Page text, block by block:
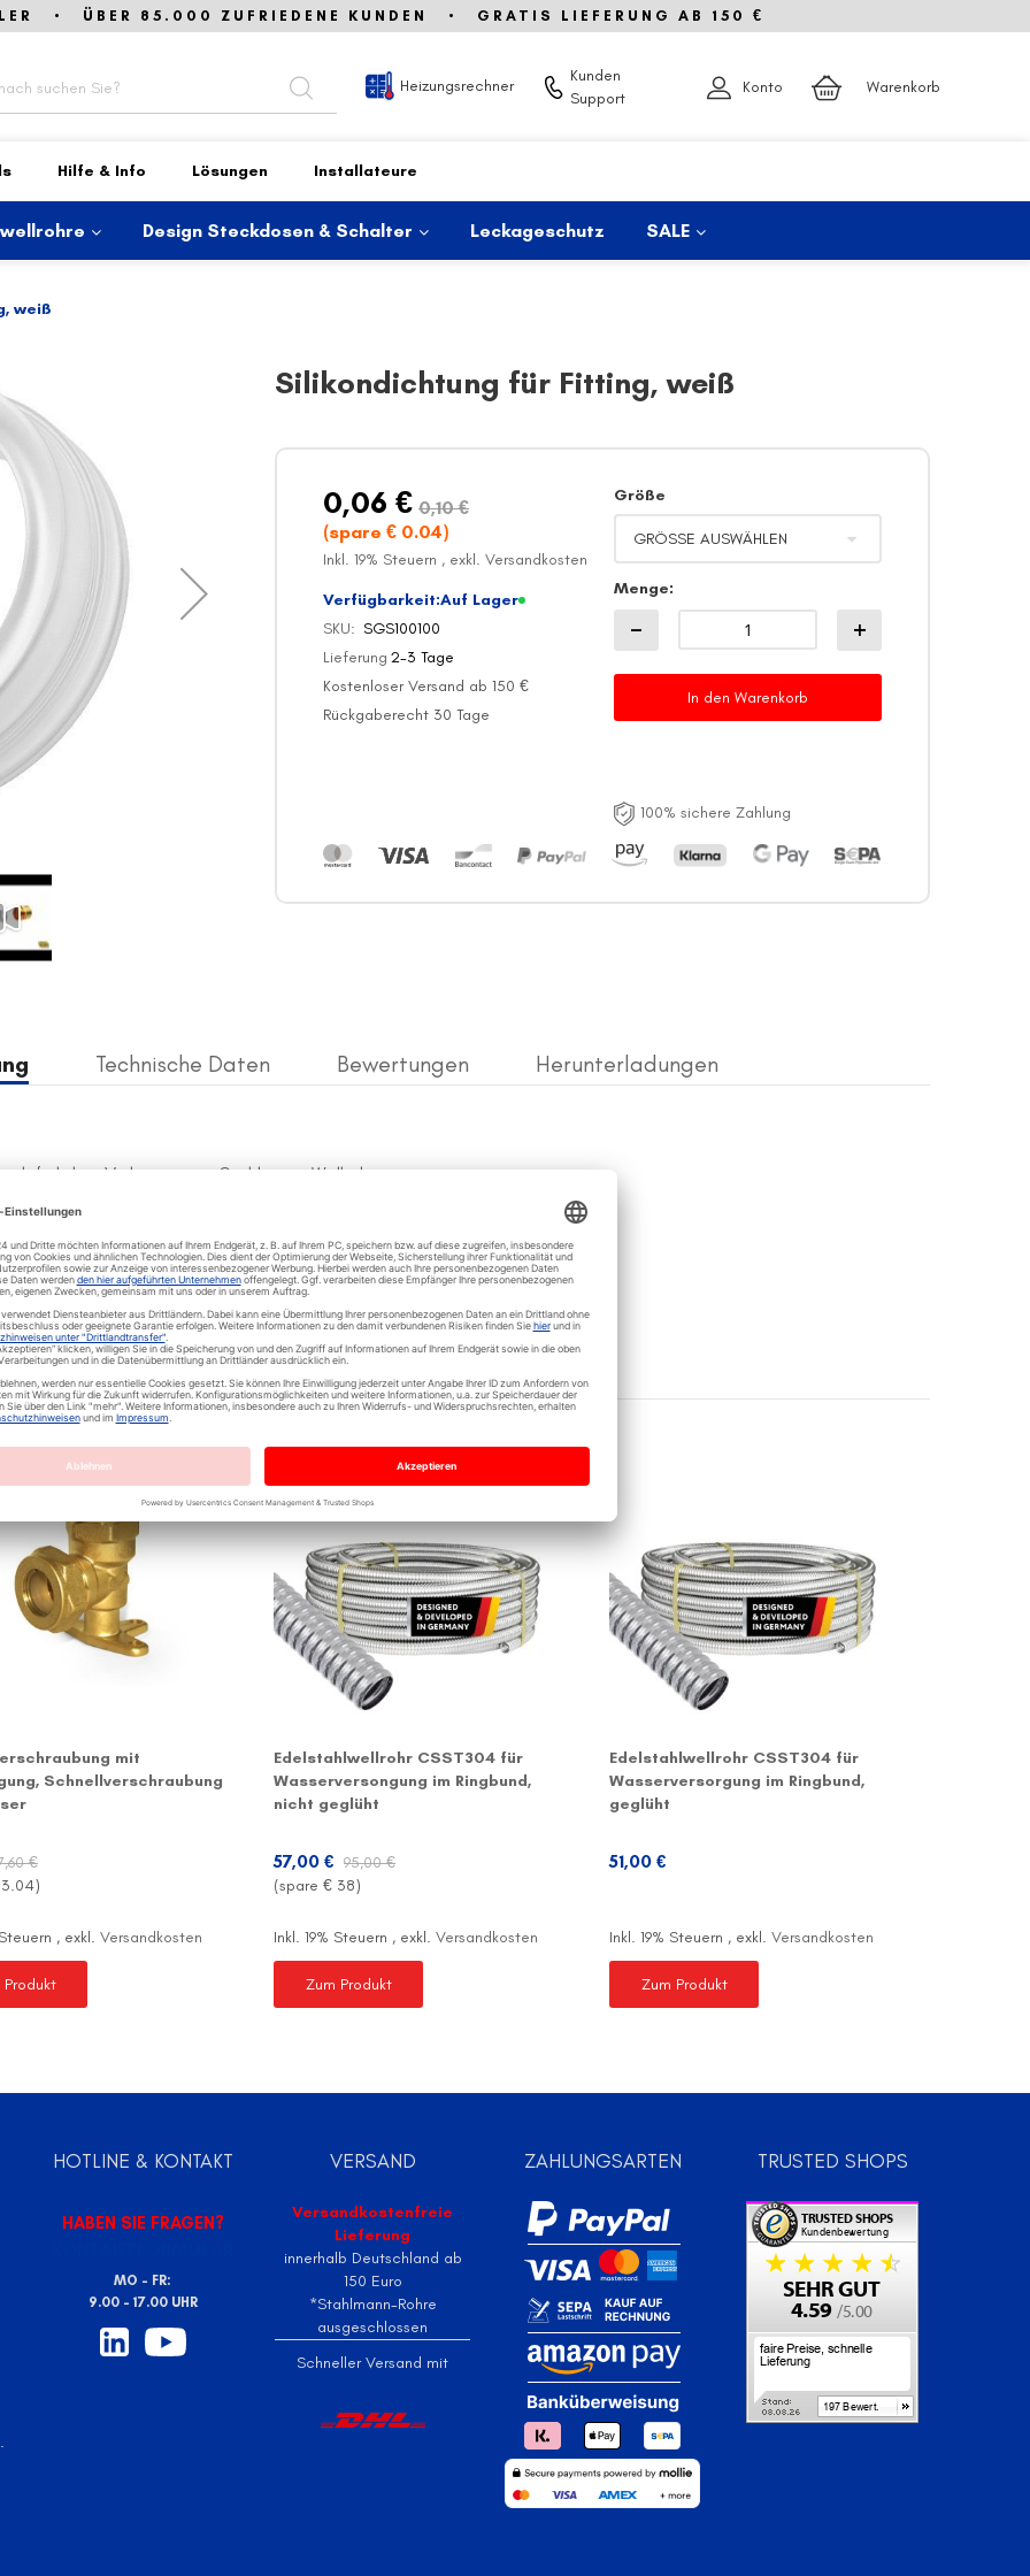
• ÜBER 85.000 ZUFRIEDENE KUNDEN • GRATIS LIEFERUNG AB 150 €
Heizungsrechner
Kunden
Support
Konto Warenkorb
Hilfe & Info Lösungen Installateure
Design Steckdosen & Schalter Leckageschutz SALE
weiß
Silikondichtung für Fitting, weiß
0,06 € 0,10 €
(spare € 0.04)
Inkl. 19% Steuern , exkl. Versandkosten
Lieferung 2-3 Tage
Kostenloser Versand ab 150 €
Rückgaberecht 30 Tage
Verfügbarkeit:Auf Lager
SKU
SGS100100
Größe
Menge
In den Warenkorb
100% sichere Zahlung
Technische Daten Bewertungen Herunterladungen
Verlegung von Stahlmann-Wellrohrsystemen.
mit
Schnellverschraubung
€
3.04)
, exkl. Versandkosten
Produkt
Edelstahlwellrohr CSST304 für
Wasserversongung im Ringbund,
nicht geglüht
57,00 € 95,00 €
(spare € 38)
Inkl. 19% Steuern , exkl. Versandkosten
Zum Produkt
Edelstahlwellrohr CSST304 für
Wasserversorgung im Ringbund,
geglüht
51,00 €
Inkl. 19% Steuern , exkl. Versandkosten
Zum Produkt
HOTLINE & KONTAKT
HABEN SIE FRAGEN?
MO - FR:
9.00 - 17.00 UHR
VERSAND
Versandkostenfreie
Lieferung
innerhalb Deutschland ab
150 Euro
*Stahlmann-Rohre
ausgeschlossen
Schneller Versand mit
ZAHLUNGSARTEN TRUSTED SHOPS